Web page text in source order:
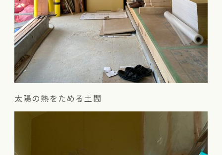
太陽の熱をためる土間